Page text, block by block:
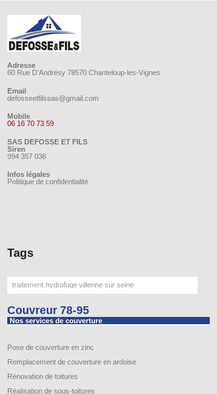
Adresse
60 Rue D’Andrésy 78570 Chanteloup-les-Vignes
Email
defosseetfilssas@gmail.com
Mobile
06 16 70 73 59
SAS DEFOSSE ET FILS
Siren
994 357 036
Infos légales
Politique de confidentialité
Tags
Couvreur 78-95
Nos services de couverture
Pose de couverture en zinc
Remplacement de couverture en ardoise
Rénovation de toitures
Réalisation de sous-toitures